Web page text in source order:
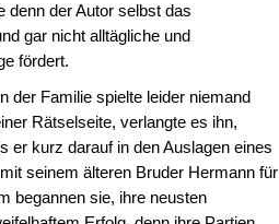
denn der Autor selbst das
gar nicht alltägliche und
fördert.
der Familie spielte leider niemand
Rätselseite, verlangte es ihn,
er kurz darauf in den Auslagen eines
seinem älteren Bruder Hermann für
begannen sie, ihre neusten